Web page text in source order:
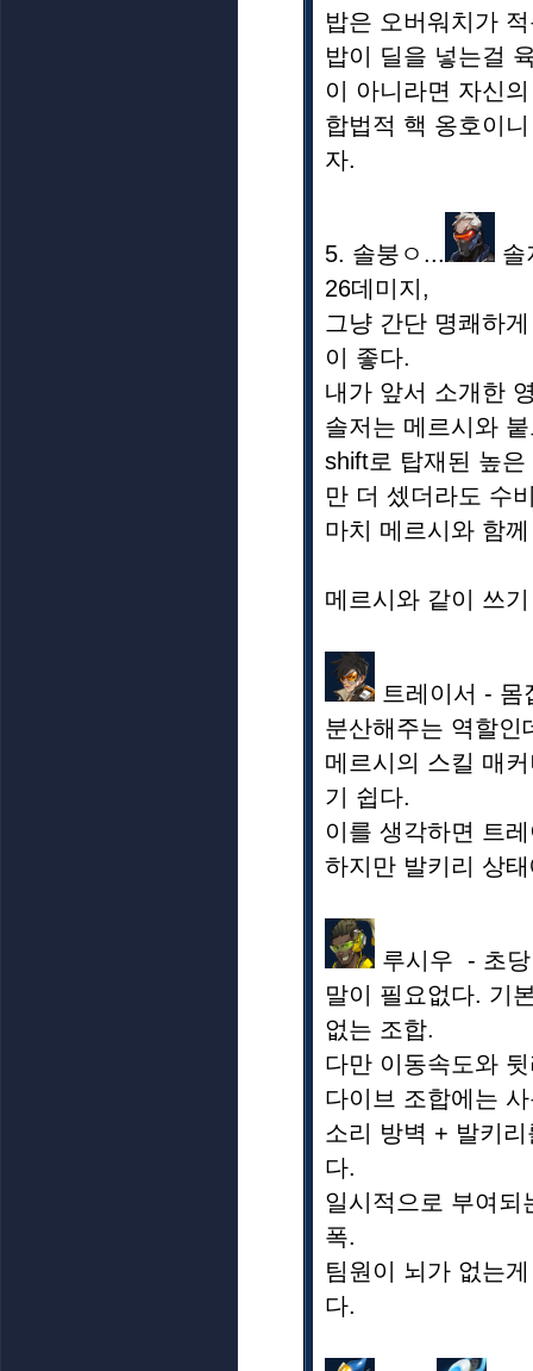
밥은 오버워치가
밥이 딜을 넣는걸
이 아니라면 자신
합법적 핵 옹호이
자.
5. 솔붕ㅇ...
솔
26데미지,
그냥 간단 명쾌하
이 좋다.
내가 앞서 소개한
솔저는 메르시와
shift로 탑재된 높
만 더 셌더라도 수
마치 메르시와 함
메르시와 같이 쓰
트레이서 -
분산해주는 역할인
메르시의 스킬 매
기 쉽다.
이를 생각하면 트
하지만 발키리 상
루시우 - 초
말이 필요없다. 기
없는 조합.
다만 이동속도와
다이브 조합에는
소리 방벽 + 발키
다.
일시적으로 부여되
폭.
팀원이 뇌가 없는
다.